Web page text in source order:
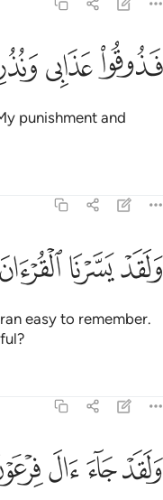
فذوقوا عذابي ونذر ٣٩
فَذُوقُوا۟ عَذَابِى وَنُذُرِ ٣٩
ﲕﲖ
punishment and
ولقد يسرنا القران للذكر
وَلَقَدْ يَسَّرْنَا ٱلْقُرْءَانَ
ﲙﲚﲛ
easy to remember.
ولقد جاء ال فرعون النذر ٤١
وَلَقَدْ جَآءَ ءَالَ فِرْعَوْنَ
ﲡﲢﲣ